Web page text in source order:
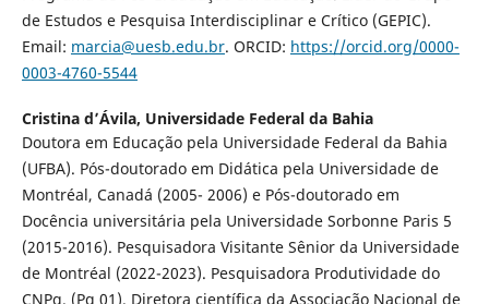
de Estudos e Pesquisa Interdisciplinar e Crítico (GEPIC).
Email: marcia@uesb.edu.br. ORCID: https://orcid.org/0000-
0003-4760-5544
Cristina d’Ávila, Universidade Federal da Bahia
Doutora em Educação pela Universidade Federal da Bahia
(UFBA). Pós-doutorado em Didática pela Universidade de
Montréal, Canadá (2005- 2006) e Pós-doutorado em
Docência universitária pela Universidade Sorbonne Paris 5
(2015-2016). Pesquisadora Visitante Sênior da Universidade
de Montréal (2022-2023). Pesquisadora Produtividade do
CNPq. (Pq 01). Diretora científica da Associação Nacional de